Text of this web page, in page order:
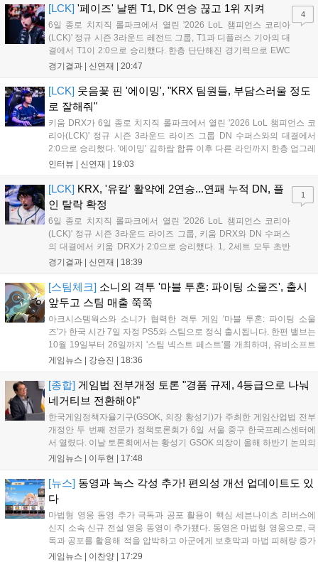
"오늘 져서 너무 아쉽다"...
[LCK] '페이즈' 날뛴 T1, DK 연승 끊고 1위 지켜
6일 종로 치지직 롤파크에서 열린 '2026 LoL 챔피언스 코리아
(LCK)' 정규 시즌 3라운드 레전드 그룹, T1과 디플러스 기아의 대
결에서 T1이 2:0으로 승리했다. 한층 단단해진 경기력으로 EWC
우승을 기점으로 파죽지세의 연승을 이어가던 디플러스 기아를
T1은 첫 드래곤을 두드렸...
경기결과 | 신연재 | 20:47
4
[LCK] 웃음꽃 핀 '에이밍', "KRX 팀원들, 부담스러울 정도
로 잘해줘"
키움 DRX가 6일 종로 치지직 롤파크에서 열린 '2026 LoL 챔피언스 코
리아(LCK)' 정규 시즌 3라운드 라이즈 그룹 DN 수퍼스와의 대결에서
2:0으로 승리했다. '에이밍' 김하람 합류 이후 다른 라인까지 한층 업그레
이드 된 경기력을 보여주며 기분 좋은 2연승을 달렸다. 경기 종료 후 기
인터뷰 | 신연재 | 19:03
[LCK] KRX, '유칼' 활약에 2연승...연패 누적 DN, 플
인 탈락 확정
6일 종로 치지직 롤파크에서 열린 '2026 LoL 챔피언스 코리아
(LCK)' 정규 시즌 3라운드 라이즈 그룹, 키움 DRX와 DN 수퍼스
의 대결에서 키움 DRX가 2:0으로 승리했다. 1, 2세트 모두 초반
부터 앞서나갔고, 별다른 위기 없이 승리를 꿰찼다. DN 수퍼스는
의 출발이 매우 좋...
경기결과 | 신연재 | 18:39
1
[스팀체크] 소니의 격투 '마블 투혼: 파이팅 소울즈', 출시
앞두고 스팀 매출 쭉쭉
아크시스템웍스와 소니가 협력한 격투 게임 '마블 투혼: 파이팅 소울
즈'가 한국 시간 7일 자정 PS5와 스팀으로 정식 출시됩니다. 한편 밸브는
10월 19일부터 26일까지 '스팀 넥스트 페스트'를 개최하며, 유비소프트
의 '더 디비전 리서전스'가 스팀에 출시되었고, 농장 시뮬레이션 '돌록 타
각기 다른 장르에서 이용자들의 기대를 모으고 있습니다....
게임뉴스 | 강승진 | 18:36
[종합] 게임법 전부개정 토론 "경품 규제, 4등급으로 나눠
네거티브 전환해야"
한국게임정책자율기구(GSOK, 의장 황성기)가 주최한 게임산업법 전부
개정안 두 번째 전문가 정책토론회가 6일 서울 중구 한국프레스센터에
서 열렸다. 이날 토론회에서는 황성기 GSOK 의장이 올해 하반기 논의의
주요 쟁점과 성과를 짚은 데 이어, 박종현 한양대 법학전문대학원 교수
호사가 게임 등...
게임뉴스 | 이두현 | 17:48
[뉴스] 동영과 녹스 각성 추가! 편의성 개선 업데이트도 있
다
마법형 영웅 동영 추가 극독과 공포 활용이 핵심 세븐나이츠 리버스에
신지 소속 신규 전설 영웅 동영이 추가됐다. 동영은 마법형 영웅으로, 극
독과 공포를 활용해 적을 압박하고 아군에게 보호막과 마법 피해량 증가
를 제공하는 것이 특징이다. 패시브 황천의 동행자는 동영의 핵심이다.
게임뉴스 | 이찬양 | 17:29